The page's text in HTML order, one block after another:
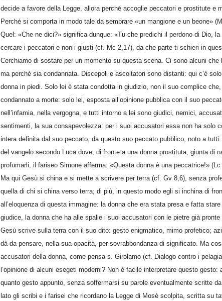
decide a favore della Legge, allora perché accoglie peccatori e prostitute e
Perché si comporta in modo tale da sembrare «un mangione e un beone»
Quel: «Che ne dici?» significa dunque: «Tu che predichi il perdono di Dio,
cercare i peccatori e non i giusti (cf. Mc 2,17), da che parte ti schieri in
Cerchiamo di sostare per un momento su questa scena. Ci sono alcuni
ma perché sia condannata. Discepoli e ascoltatori sono distanti: qui c’è
donna in piedi. Solo lei è stata condotta in giudizio, non il suo complice
condannato a morte: solo lei, esposta all’opinione pubblica con il suo
nell’infamia, nella vergogna, e tutti intorno a lei sono giudici, nemici,
sentimenti, la sua consapevolezza: per i suoi accusatori essa non ha solo
intera definita dal suo peccato, da questo suo peccato pubblico, noto a
del vangelo secondo Luca dove, di fronte a una donna prostituta, giunta di
profumarli, il fariseo Simone afferma: «Questa donna è una peccatrice!»
Ma qui Gesù si china e si mette a scrivere per terra (cf. Gv 8,6), senza
quella di chi si china verso terra; di più, in questo modo egli si inchina di
all’eloquenza di questa immagine: la donna che era stata presa e fatta
giudice, la donna che ha alle spalle i suoi accusatori con le pietre già
Gesù scrive sulla terra con il suo dito: gesto enigmatico, mimo profetico;
dà da pensare, nella sua opacità, per sovrabbondanza di significato. Ma
accusatori della donna, come pensa s. Girolamo (cf. Dialogo contro i
l’opinione di alcuni esegeti moderni? Non è facile interpretare questo
quanto gesto appunto, senza soffermarsi su parole eventualmente scritte
lato gli scribi e i farisei che ricordano la Legge di Mosè scolpita, scritta su